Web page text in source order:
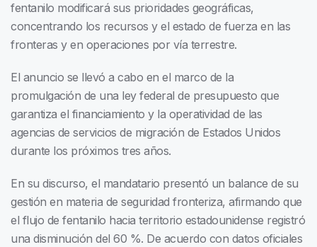
fentanilo modificará sus prioridades geográficas,
concentrando los recursos y el estado de fuerza en las
fronteras y en operaciones por vía terrestre.
El anuncio se llevó a cabo en el marco de la
promulgación de una ley federal de presupuesto que
garantiza el financiamiento y la operatividad de las
agencias de servicios de migración de Estados Unidos
durante los próximos tres años.
En su discurso, el mandatario presentó un balance de su
gestión en materia de seguridad fronteriza, afirmando que
el flujo de fentanilo hacia territorio estadounidense registró
una disminución del 60 %. De acuerdo con datos oficiales